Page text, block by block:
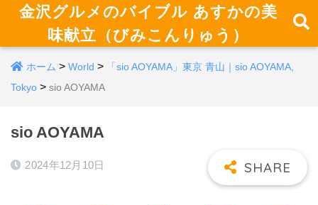
金沢グルメのバイブル あすかの美
味献立（びみこんりゅう）
ホーム > World >
「sio AOYAMA」東京 青山｜sio AOYAMA,
Tokyo > sio AOYAMA
sio AOYAMA
2024年12月10日